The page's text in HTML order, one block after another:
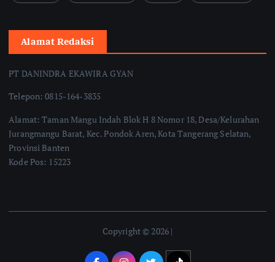
Alamat Redaksi
PT DANINDRA EKAWIRA GYAN
Telepon: 0815-164-3835
Alamat: Taman Mangu Indah Blok H 8 Nomor 18, Desa/Kelurahan
Jurangmangu Barat, Kec. Pondok Aren, Kota Tangerang Selatan,
Provinsi Banten
Kode Pos: 15223
Copyright © 2026 |